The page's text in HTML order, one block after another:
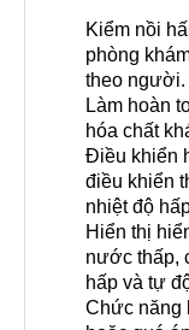
Kiểm nồi
phòng
theo người.
Làm hoàn
hóa chất
Điều khiển
điều khiển
nhiệt độ
Hiển thị
nước thấp,
hấp và tự
Chức năng